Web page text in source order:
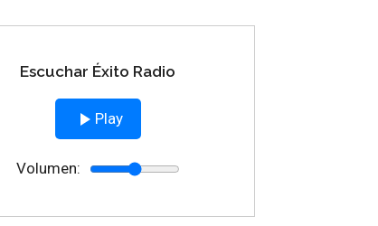
Escuchar Éxito Radio
Play
Volumen: